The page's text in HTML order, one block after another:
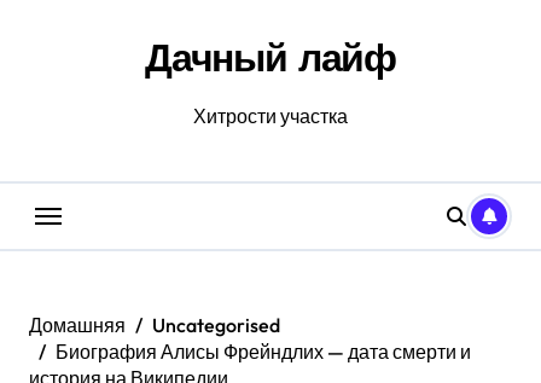
Дачный лайф
Хитрости участка
Домашняя
Uncategorised
Биография Алисы Фрейндлих — дата смерти и
история на Википедии